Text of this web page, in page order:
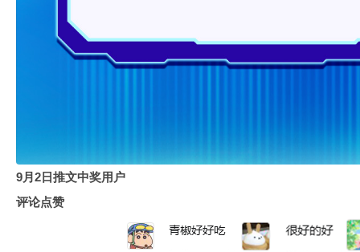
9月2日推文中奖用户
评论点赞